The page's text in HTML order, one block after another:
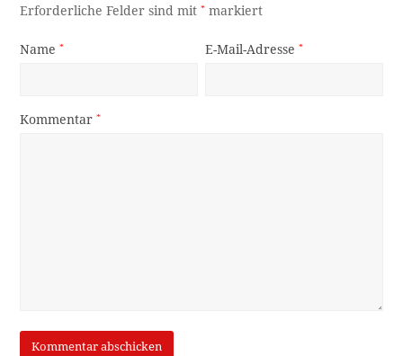
Erforderliche Felder sind mit* markiert
Name* E-Mail-Adresse*
Kommentar*